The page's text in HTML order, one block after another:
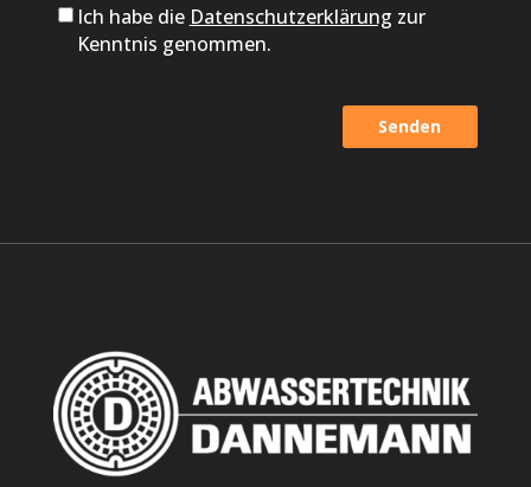
Ich habe die Datenschutzerklärung zur
Kenntnis genommen.